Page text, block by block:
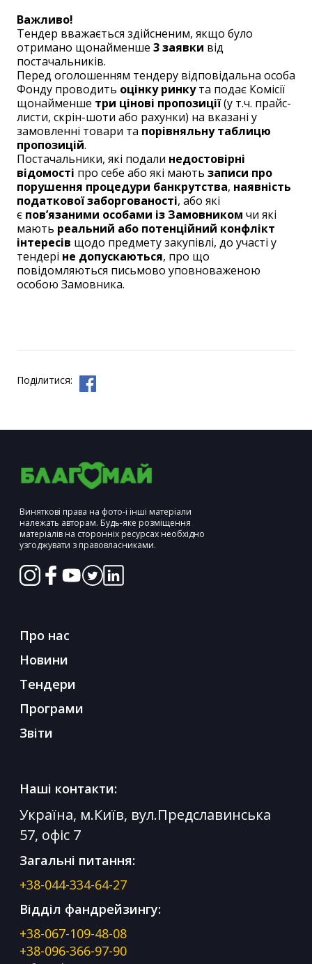
Важливо!
Тендер вважається здійсненим, якщо було
отримано щонайменше 3 заявки від
постачальників.
Перед оголошенням тендеру відповідальна особа
Фонду проводить оцінку ринкута подає Комісії
щонайменше три цінові пропозиції(у т.ч. прайс-
листи, скрін-шоти або рахунки) на вказані у
замовленні товари та порівняльну таблицю
пропозицій.
Постачальники, які подали недостовірні
відомості про себе або які мають записи про
порушення процедури банкрутства, наявність
податкової заборгованості, або які
є пов’язаними особами із Замовником чи які
мають реальний або потенційний конфлікт
інтересів щодо предмету закупівлі, до участі у
тендері не допускаються, про що
повідомляються письмово уповноваженою
особою Замовника.
Поділитися:
Виняткові права на фото-і інші матеріали
належать авторам. Будь-яке розміщення
матеріалів на сторонніх ресурсах необхідно
узгоджувати з правовласниками.
Про нас
Новини
Тендери
Програми
Звіти
Наші контакти:
Україна, м.Київ, вул.Предславинська
57, офіс 7
Загальні питання:
+38-044-334-64-27
Відділ фандрейзингу:
+38-067-109-48-08
+38-096-366-97-90